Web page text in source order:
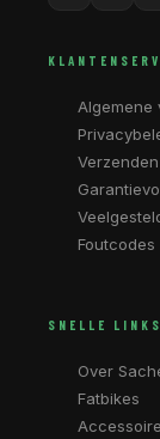
Algemene
Foutcodes
SNELLE LINKS
Over
Fatbikes